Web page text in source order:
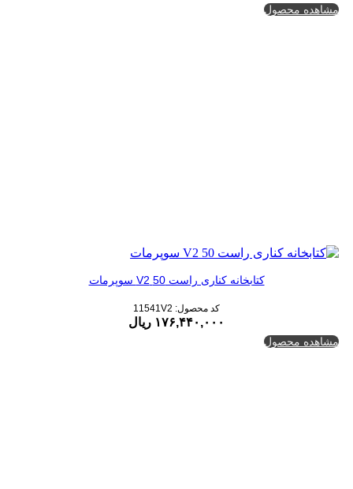
مشاهده محصول
کتابخانه کناری راست 50 V2 سوپرمات
کد محصول: 11541V2
۱۷۶,۴۴۰,۰۰۰ ریال
مشاهده محصول